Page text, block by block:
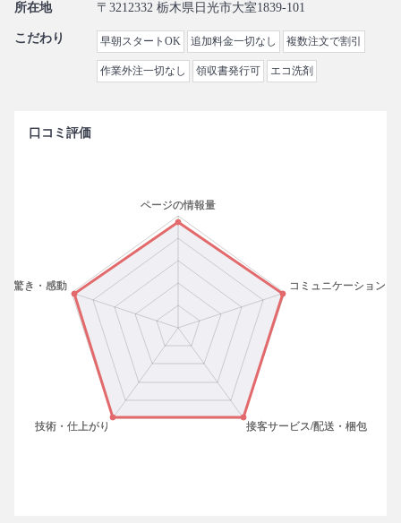
所在地 〒3212332 栃木県日光市大室1839-101
こだわり 早朝スタートOK 追加料金一切なし 複数注文で割引
作業外注一切なし 領収書発行可 エコ洗剤
口コミ評価